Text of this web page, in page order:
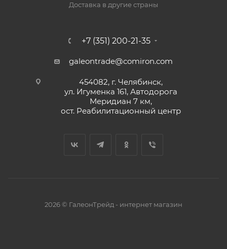
Доставка в другие страны
+7 (351) 200-21-35
galeontrade@comiron.com
454082, г. Челябинск,
ул. Игуменка 161, Автодорога
Меридиан 7 км,
ост. Реабилитационный центр
2026 © ГалеонТрейд - интернет магазин